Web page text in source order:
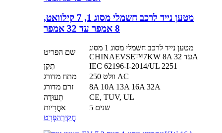
מטען נייד לרכב חשמלי מסוג 1, 7 קילוואט,
8 אמפר עד 32 אמפר
שם הפריט
מטען נייד לרכב חשמלי מסוג 1 מסוג
CHINAEVSE™️7KW 8A עד 32A
תֶקֶן
IEC 62196-I-2014/UL 2251
מתח מדורג
250 וולט AC
זרם מדורג
8A 10A 13A 16A 32A
תְעוּדָה
CE, TUV, UL
אַחֲרָיוּת
5 שנים
חֲקִירָהפְּרָט